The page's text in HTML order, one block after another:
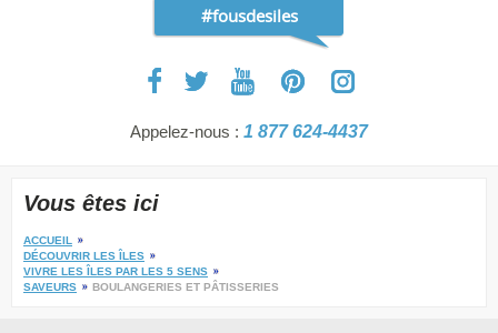
#fousdesiles
Appelez-nous : 1 877 624-4437
Vous êtes ici
ACCUEIL
DÉCOUVRIR LES ÎLES
VIVRE LES ÎLES PAR LES 5 SENS
SAVEURS
BOULANGERIES ET PÂTISSERIES